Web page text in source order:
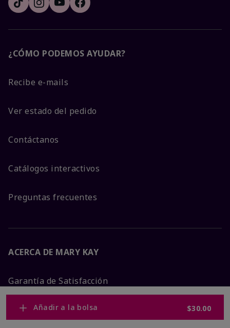
Añadir a la bolsa $30.00
¿CÓMO PODEMOS AYUDAR?
Recibe e-mails
Ver estado del pedido
Contáctanos
Catálogos interactivos
Preguntas frecuentes
ACERCA DE MARY KAY
Garantía de Satisfacción
Sobre Mary Kay